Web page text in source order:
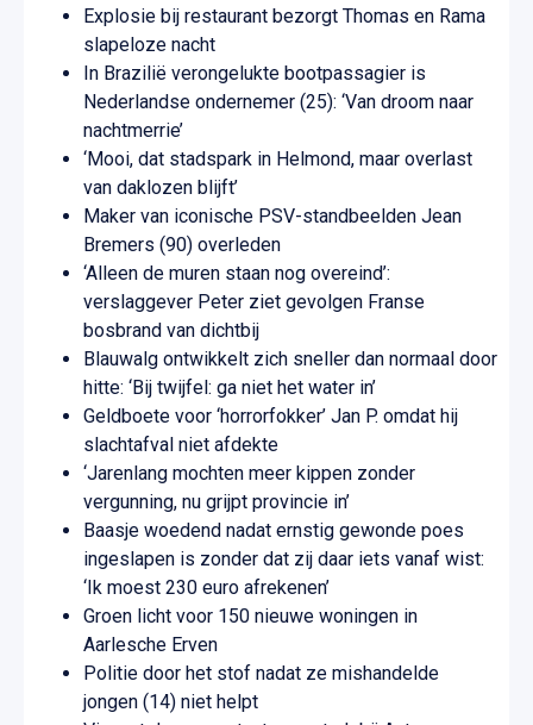
Explosie bij restaurant bezorgt Thomas en Rama
slapeloze nacht
In Brazilië verongelukte bootpassagier is
Nederlandse ondernemer (25): ‘Van droom naar
nachtmerrie’
‘Mooi, dat stadspark in Helmond, maar overlast
van daklozen blijft’
Maker van iconische PSV-standbeelden Jean
Bremers (90) overleden
‘Alleen de muren staan nog overeind’:
verslaggever Peter ziet gevolgen Franse
bosbrand van dichtbij
Blauwalg ontwikkelt zich sneller dan normaal door
hitte: ‘Bij twijfel: ga niet het water in’
Geldboete voor ‘horrorfokker’ Jan P. omdat hij
slachtafval niet afdekte
‘Jarenlang mochten meer kippen zonder
vergunning, nu grijpt provincie in’
Baasje woedend nadat ernstig gewonde poes
ingeslapen is zonder dat zij daar iets vanaf wist:
‘Ik moest 230 euro afrekenen’
Groen licht voor 150 nieuwe woningen in
Aarlesche Erven
Politie door het stof nadat ze mishandelde
jongen (14) niet helpt